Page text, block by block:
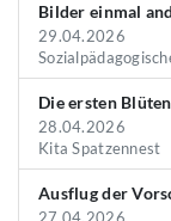
Bilder einmal
29.04.2026
Die ersten
28.04.2026
Kita Spatzennest
Ausflug der